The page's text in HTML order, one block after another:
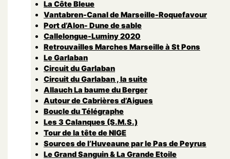
La Côte Bleue
Vantabren-Canal de Marseille-Roquefavour
Port d’Alon- Dune de sable
Callelongue-Luminy 2020
Retrouvailles Marches Marseille à St Pons
Le Garlaban
Circuit du Garlaban
Circuit du Garlaban , la suite
Allauch La baume du Berger
Autour de Cabrières d’Aigues
Boucle du Télégraphe
Les 3 Calanques (S.M.S.)
Tour de la tête de NIGE
Sources de l’Huveaune par le Pas de Peyrus
Le Grand Sanguin & La Grande Etoile